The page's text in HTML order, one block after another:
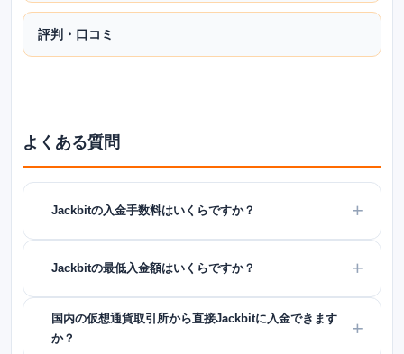
評判・口コミ
よくある質問
Jackbitの入金手数料はいくらですか？
Jackbitの最低入金額はいくらですか？
国内の仮想通貨取引所から直接Jackbitに入金できます
か？